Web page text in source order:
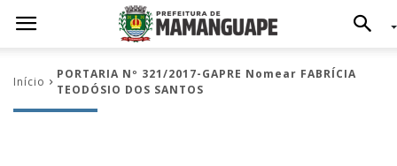
Início
PORTARIA Nº 321/2017-GAPRE Nomear FABRÍCIA
TEODÓSIO DOS SANTOS